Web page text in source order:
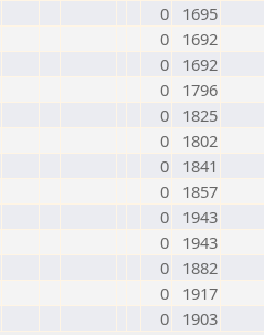
0
1695
0
1692
0
1692
0
1796
0
1825
0
1802
0
1841
0
1857
0
1943
0
1943
0
1882
0
1917
0 1903